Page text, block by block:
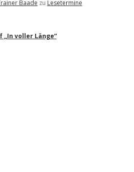
Baade zu Lesetermine
voller Länge“